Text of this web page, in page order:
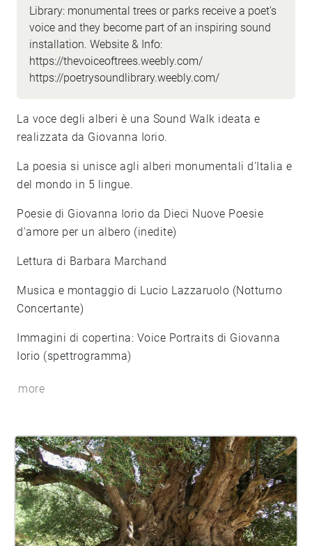
Library: monumental trees or parks receive a poet's
voice and they become part of an inspiring sound
installation. Website & Info:
https://thevoiceoftrees.weebly.com/
https://poetrysoundlibrary.weebly.com/
La voce degli alberi è una Sound Walk ideata e
realizzata da Giovanna Iorio.
La poesia si unisce agli alberi monumentali d'Italia e
del mondo in 5 lingue.
Poesie di Giovanna Iorio da Dieci Nuove Poesie
d'amore per un albero (inedite)
Lettura di Barbara Marchand
Musica e montaggio di Lucio Lazzaruolo (Notturno
Concertante)
Immagini di copertina: Voice Portraits di Giovanna
Iorio (spettrogramma)
more